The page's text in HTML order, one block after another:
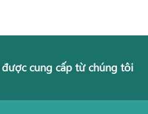
cung cấp từ chúng tôi